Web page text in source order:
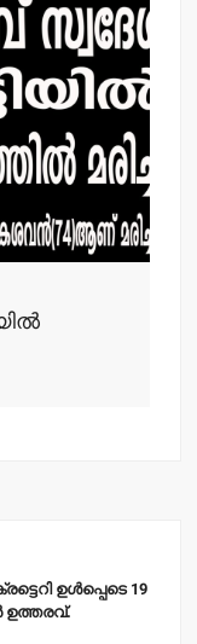
ഉള്‍പ്പെടെ 19
ഉത്തരവ്.